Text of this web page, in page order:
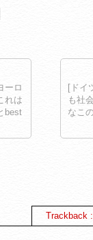
ーロ
れは
best
[ドイ
も社
なこ
Trackback